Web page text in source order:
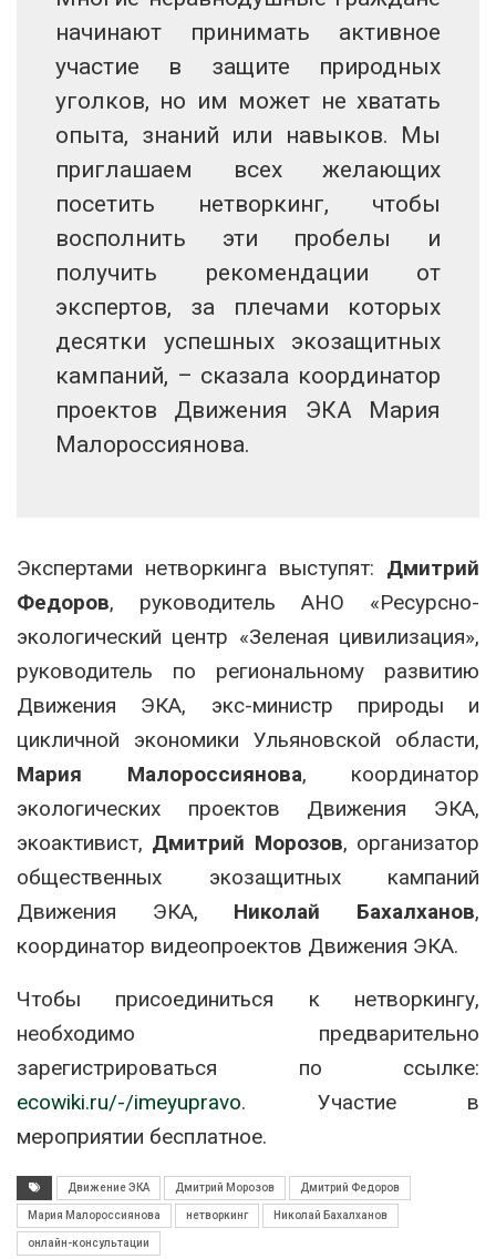
начинают принимать активное
участие в защите природных
уголков, но им может не хватать
опыта, знаний или навыков. Мы
приглашаем всех желающих
посетить нетворкинг, чтобы
восполнить эти пробелы и
получить рекомендации от
экспертов, за плечами которых
десятки успешных экозащитных
кампаний, – сказала координатор
проектов Движения ЭКА Мария
Малороссиянова.
Экспертами нетворкинга выступят: Дмитрий
Федоров, руководитель АНО «Ресурсно-
экологический центр «Зеленая цивилизация»,
руководитель по региональному развитию
Движения ЭКА, экс-министр природы и
цикличной экономики Ульяновской области,
Мария Малороссиянова, координатор
экологических проектов Движения ЭКА,
экоактивист, Дмитрий Морозов, организатор
общественных экозащитных кампаний
Движения ЭКА, Николай Бахалханов,
координатор видеопроектов Движения ЭКА.
Чтобы присоединиться к нетворкингу,
необходимо предварительно
зарегистрироваться по ссылке:
ecowiki.ru/-/imeyupravo. Участие в
мероприятии бесплатное.
Движение ЭКА Дмитрий Морозов Дмитрий Федоров
Мария Малороссиянова нетворкинг Николай Бахалханов
онлайн-консультации